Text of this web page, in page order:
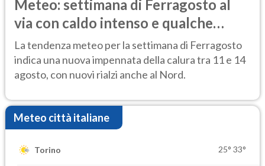
Meteo: settimana di Ferragosto al
via con caldo intenso e qualche
temporale
La tendenza meteo per la settimana di Ferragosto
indica una nuova impennata della calura tra 11 e 14
agosto, con nuovi rialzi anche al Nord.
Meteo città italiane
Torino 25° 33°